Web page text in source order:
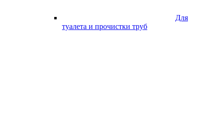
Для
туалета и прочистки труб